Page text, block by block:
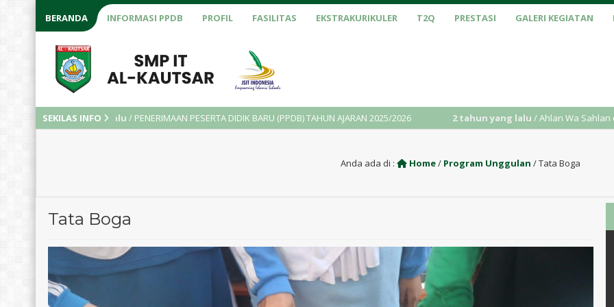
BERANDA INFORMASI PPDB PROFIL FASILITAS EKSTRAKURIKULER T2Q PRESTASI GALERI KEGIATAN
SEKILAS INFO
tahun yang lalu/ PENERIMAAN PESERTA DIDIK BARU (PPDB) TAHUN AJARAN 2025/2026 2 tahun yang lalu/ Ahlan Wa Sahlan di Website
Anda ada di : Home/ Program Unggulan /Tata Boga
Tata Boga